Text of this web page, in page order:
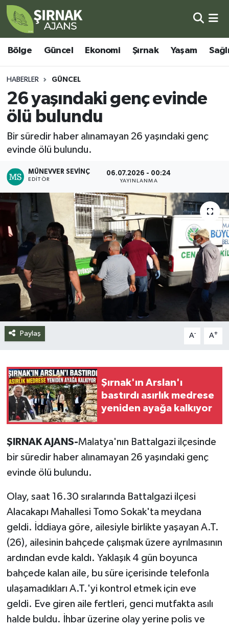
Bölge Güncel Ekonomi Şırnak Yaşam
HABERLER GÜNCEL
26 yaşındaki genç evinde
ölü bulundu
Bir süredir haber alınamayan 26 yaşındaki genç
evinde ölü bulundu.
MÜNEVVER SEVINÇ
EDITÖR
06.07.2026 - 00:24
YAYINLANMA
Paylaş A- A+
Şırnak'ın Arslan'ı
bastırdı asırlık medrese
yeniden ayağa kalkıyor
ŞIRNAK AJANS-Malatya'nın Battalgazi ilçesinde
bir süredir haber alınamayan 26 yaşındaki genç
evinde ölü bulundu.
Olay, saat 16.30 sıralarında Battalgazi ilçesi
Alacakapı Mahallesi Tomo Sokak'ta meydana
geldi. İddiaya göre, ailesiyle birlikte yaşayan A.T.
(26), ailesinin bahçede çalışmak üzere ayrılmasının
ardından evde kaldı. Yaklaşık 4 gün boyunca
bahçede kalan aile, bu süre içerisinde telefonla
ulaşamadıkları A.T.'yi kontrol etmek için eve
geldi. Eve giren aile fertleri, genci mutfakta asılı
halde buldu. İhbar üzerine olay yerine polis ve
Bölge
Güncel
Ekonomi
Şırnak
Sağlık
Eğitim
Kültür - Sanat
Siyaset
Spor
Teknoloji
Yazarlar
Şırnak Nöbetçi Eczaneler
Şırnak Hava Durumu
Şirnak Namaz Vakitleri
Şırnak Trafik Yoğunluk Haritası
Süper Lig Puan Durumu ve Fikstür
Tüm Manşetler
Son Dakika Haberleri
Haber Arşivi